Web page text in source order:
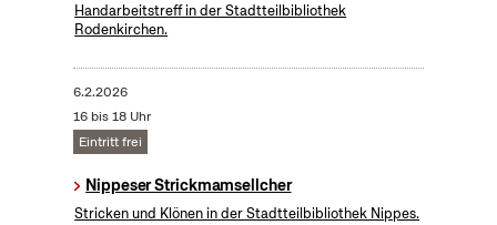
Handarbeitstreff in der Stadtteilbibliothek
Rodenkirchen.
6.2.2026
16 bis 18 Uhr
Eintritt frei
Nippeser Strickmamsellcher
Stricken und Klönen in der Stadtteilbibliothek Nippes.